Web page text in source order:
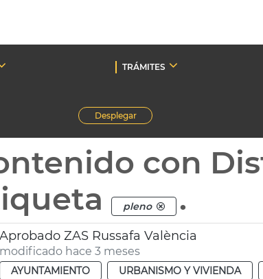
TRÁMITES
Desplegar
con
pleno .
Aprobado ZAS Russafa València
modificado hace 3 meses
AYUNTAMIENTO URBANISMO Y VIVIENDA